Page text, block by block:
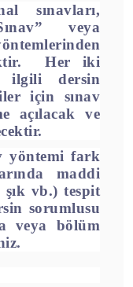
sınavları,
veya
Her iki
ilgili dersin
için sınav
açılacak ve
yöntemi fark
maddi
şık vb.) tespit
sorumlusu
veya bölüm